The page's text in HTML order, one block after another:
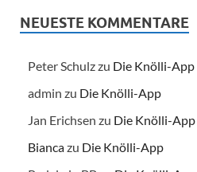
NEUESTE KOMMENTARE
Peter Schulzzu Die Knölli-App
admin zu Die Knölli-App
Jan Erichsen zu Die Knölli-App
Biancazu Die Knölli-App